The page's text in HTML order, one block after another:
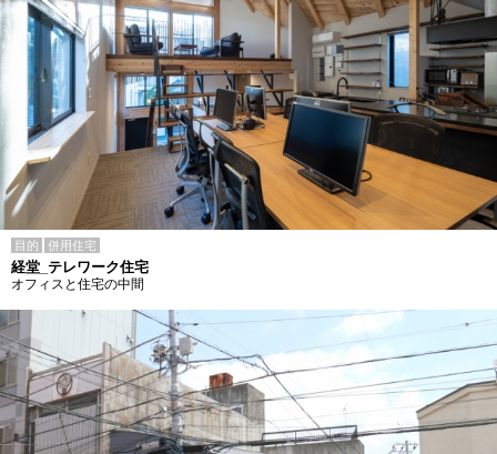
目的 併用住宅
経堂_テレワーク住宅
オフィスと住宅の中間